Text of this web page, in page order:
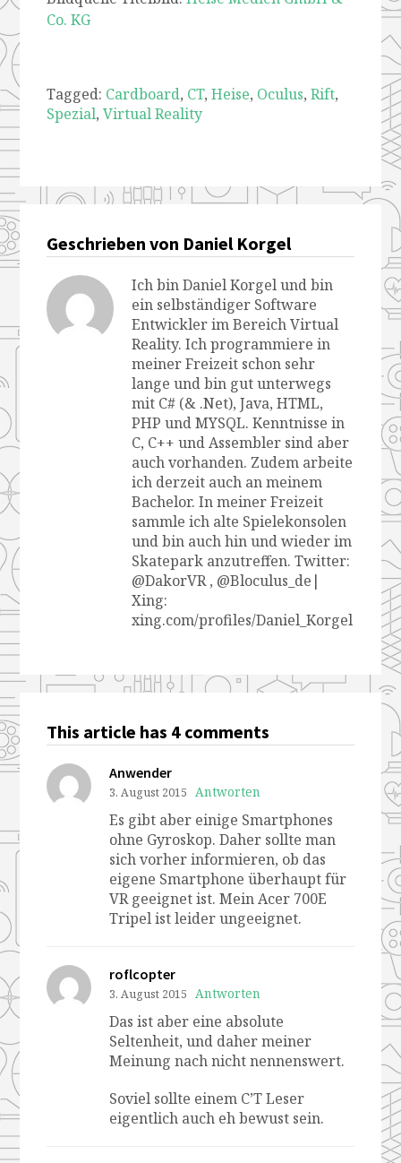
Co. KG
Tagged: Cardboard, CT,Heise, Oculus,Rift,
Spezial,Virtual Reality
Geschrieben von Daniel Korgel
Ich bin Daniel Korgel und bin
ein selbständiger Software
Entwickler im Bereich Virtual
Reality. Ich programmiere in
meiner Freizeit schon sehr
lange und bin gut unterwegs
mit C# (& .Net), Java, HTML,
PHP und MYSQL. Kenntnisse in
C, C++ und Assembler sind aber
auch vorhanden. Zudem arbeite
ich derzeit auch an meinem
Bachelor. In meiner Freizeit
sammle ich alte Spielekonsolen
und bin auch hin und wieder im
Skatepark anzutreffen. Twitter:
@DakorVR , @Bloculus_de|
Xing:
xing.com/profiles/Daniel_Korgel
This article has 4 comments
Anwender
3. August 2015 Antworten
Es gibt aber einige Smartphones
ohne Gyroskop. Daher sollte man
sich vorher informieren, ob das
eigene Smartphone überhaupt für
VR geeignet ist. Mein Acer 700E
Tripel ist leider ungeeignet.
roflcopter
3. August 2015 Antworten
Das ist aber eine absolute
Seltenheit, und daher meiner
Meinung nach nicht nennenswert.
Soviel sollte einem C’T Leser
eigentlich auch eh bewust sein.